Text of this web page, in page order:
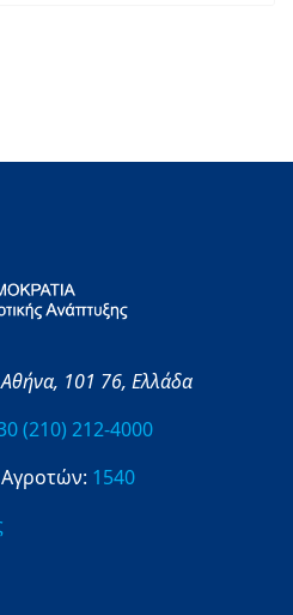
Αθήνα, 101 76, Ελλάδα
(210) 212-4000
1540